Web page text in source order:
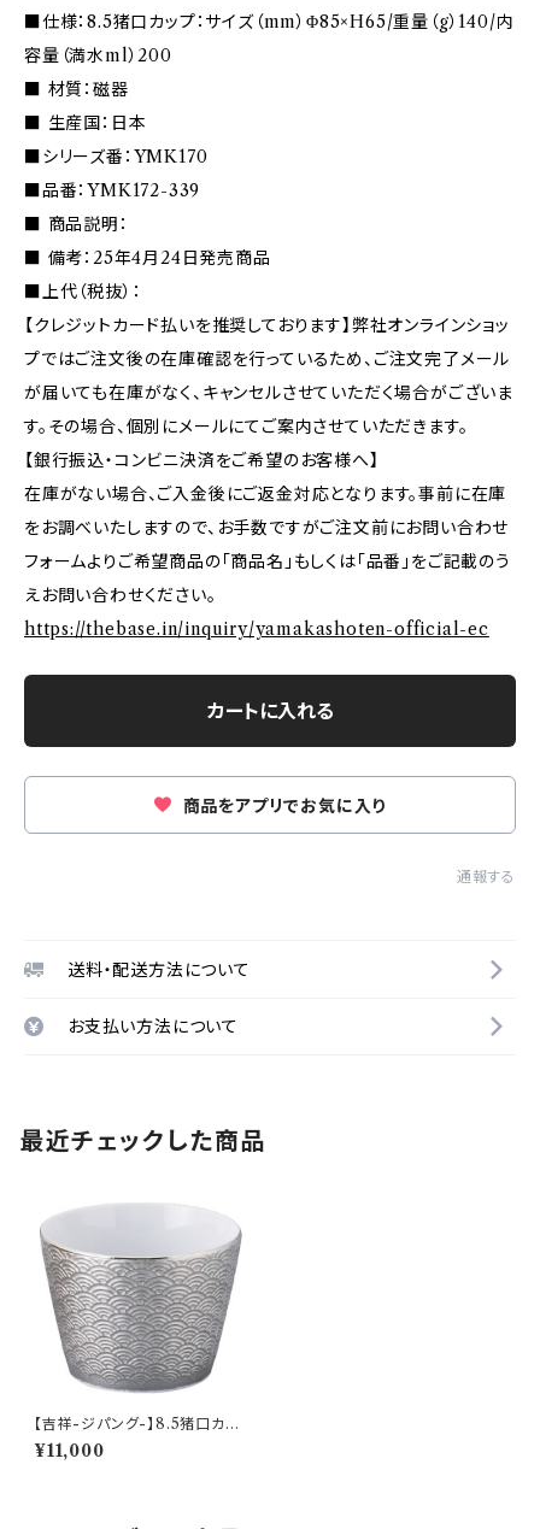
■仕様：8.5猪口カップ：サイズ（mm）Φ85×H65/重量（g）140/内
容量（満水ml）200
■ 材質：磁器
■ 生産国：日本
■シリーズ番：YMK170
■品番：YMK172-339
■ 商品説明：
■ 備考：25年4月24日発売商品
■上代（税抜）：
【クレジットカード払いを推奨しております】弊社オンラインショッ
プではご注文後の在庫確認を行っているため、ご注文完了メール
が届いても在庫がなく、キャンセルさせていただく場合がございま
す。その場合、個別にメールにてご案内させていただきます。
【銀行振込・コンビニ決済をご希望のお客様へ】
在庫がない場合、ご入金後にご返金対応となります。事前に在庫
をお調べいたしますので、お手数ですがご注文前にお問い合わせ
フォームよりご希望商品の「商品名」もしくは「品番」をご記載のう
えお問い合わせください。
https://thebase.in/inquiry/yamakashoten-official-ec
カートに入れる
商品をアプリでお気に入り
通報する
送料・配送方法について
お支払い方法について
最近チェックした商品
【吉祥-ジパング-】8.5猪口カッ
プ(プラチナ)【YMK170】YMK1
72-339
¥11,000